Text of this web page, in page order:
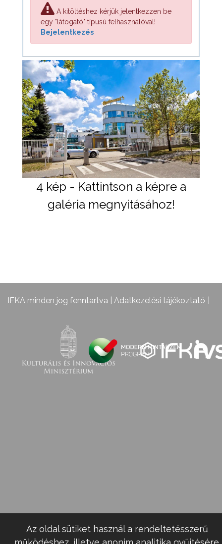
A kitöltéshez kérjük jelentkezzen be
egy "látogató" típusú felhasználóval!
Bejelentkezés
4 kép - Kattintson a képre a
galéria megnyitásához!
IFKA minden jog fenntartva | Adatkezelési tájékoztató
Az oldal sütiket használ a rendeltetésszerű